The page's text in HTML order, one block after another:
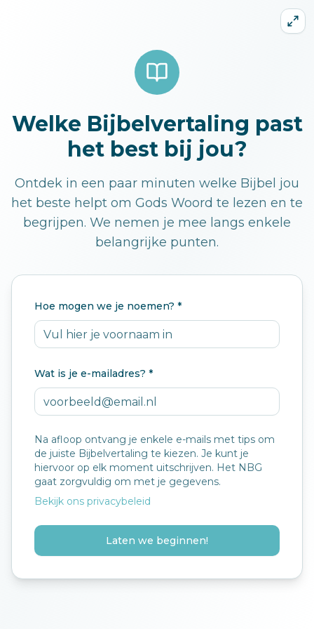
Welke Bijbelvertaling past
het best bij jou?
Ontdek in een paar minuten welke Bijbel jou
het beste helpt om Gods Woord te lezen en te
begrijpen. We nemen je mee langs enkele
belangrijke punten.
Hoe mogen we je noemen? *
Wat is je e-mailadres? *
Na afloop ontvang je enkele e-mails met tips om
de juiste Bijbelvertaling te kiezen. Je kunt je
hiervoor op elk moment uitschrijven. Het NBG
gaat zorgvuldig om met je gegevens.
Bekijk ons privacybeleid
Laten we beginnen!